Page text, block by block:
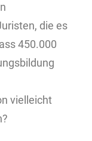
die es
450.000
vielleicht